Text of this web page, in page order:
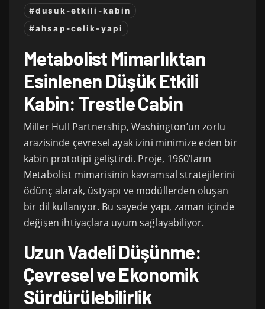
#dusuk-etkili-kabin
#ahsap-celik-yapi
Metabolist Mimarlıktan
Esinlenen Düşük Etkili
Kabin: Trestle Cabin
Miller Hull Partnership, Washington’un zorlu
arazisinde çevresel ayak izini minimize eden bir
kabin prototipi geliştirdi. Proje, 1960’ların
Metabolist mimarisinin kavramsal stratejilerini
ödünç alarak, üstyapı ve modüllerden oluşan
bir dil kullanıyor. Bu sayede yapı, zaman içinde
değişen ihtiyaçlara uyum sağlayabiliyor.
Uzun Vadeli Düşünme:
Çevresel ve Ekonomik
Sürdürülebilirlik